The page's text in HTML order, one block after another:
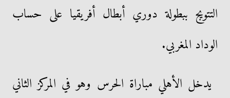
التتويج ببطولة دوري أبطال أفريقيا على حساب
الوداد المغربي.
يدخل الأهلي مباراة الحرس وهو في المركز الثاني